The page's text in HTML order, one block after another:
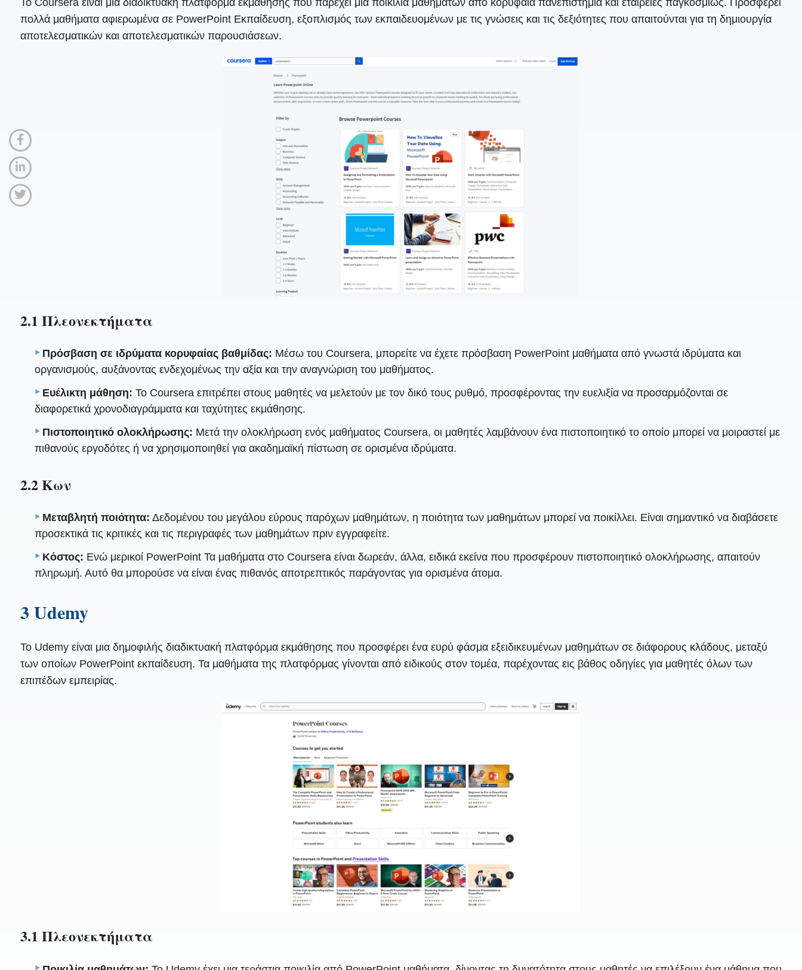
πολλά μαθήματα αφιερωμένα σε PowerPoint Εκπαίδευση, εξοπλισμός των εκπαιδευομένων με τις γνώσεις και τις δεξιότητες που απαιτούνται για τη δημιουργία
αποτελεσματικών και αποτελεσματικών παρουσιάσεων.
2.1 Πλεονεκτήματα
Πρόσβαση σε ιδρύματα κορυφαίας βαθμίδας: Μέσω του Coursera, μπορείτε να έχετε πρόσβαση PowerPoint μαθήματα από γνωστά ιδρύματα και
οργανισμούς, αυξάνοντας ενδεχομένως την αξία και την αναγνώριση του μαθήματος.
Ευέλικτη μάθηση: Το Coursera επιτρέπει στους μαθητές να μελετούν με τον δικό τους ρυθμό, προσφέροντας την ευελιξία να προσαρμόζονται σε
διαφορετικά χρονοδιαγράμματα και ταχύτητες εκμάθησης.
Πιστοποιητικό ολοκλήρωσης: Μετά την ολοκλήρωση ενός μαθήματος Coursera, οι μαθητές λαμβάνουν ένα πιστοποιητικό το οποίο μπορεί να μοιραστεί με
πιθανούς εργοδότες ή να χρησιμοποιηθεί για ακαδημαϊκή πίστωση σε ορισμένα ιδρύματα.
2.2 Κων
Μεταβλητή ποιότητα: Δεδομένου του μεγάλου εύρους παρόχων μαθημάτων, η ποιότητα των μαθημάτων μπορεί να ποικίλλει. Είναι σημαντικό να διαβάσετε
προσεκτικά τις κριτικές και τις περιγραφές των μαθημάτων πριν εγγραφείτε.
Κόστος: Ενώ μερικοί PowerPoint Τα μαθήματα στο Coursera είναι δωρεάν, άλλα, ειδικά εκείνα που προσφέρουν πιστοποιητικό ολοκλήρωσης, απαιτούν
πληρωμή. Αυτό θα μπορούσε να είναι ένας πιθανός αποτρεπτικός παράγοντας για ορισμένα άτομα.
3 Udemy
Το Udemy είναι μια δημοφιλής διαδικτυακή πλατφόρμα εκμάθησης που προσφέρει ένα ευρύ φάσμα εξειδικευμένων μαθημάτων σε διάφορους κλάδους, μεταξύ
των οποίων PowerPoint εκπαίδευση. Τα μαθήματα της πλατφόρμας γίνονται από ειδικούς στον τομέα, παρέχοντας εις βάθος οδηγίες για μαθητές όλων των
επιπέδων εμπειρίας.
3.1 Πλεονεκτήματα